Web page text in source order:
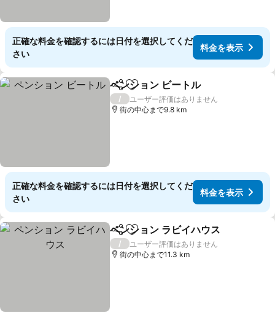
正確な料金を確認するには日付を選択してくだ
さい
料金を表示
シェアお気に入りに追加
ペンション ビートル
/
ユーザー評価はありません
街の中心まで9.8 km
正確な料金を確認するには日付を選択してくだ
さい
料金を表示
シェアお気に入りに追加
ペンション ラビイハウス
/
ユーザー評価はありません
街の中心まで11.3 km